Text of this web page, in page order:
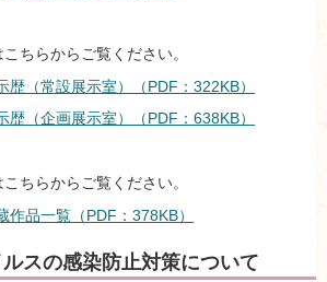
ちらからご覧ください。
歴（常設展示室）（PDF：322KB）
歴（企画展示室）（PDF：638KB）
ちらからご覧ください。
作品一覧（PDF：378KB）
スの感染防止対策について